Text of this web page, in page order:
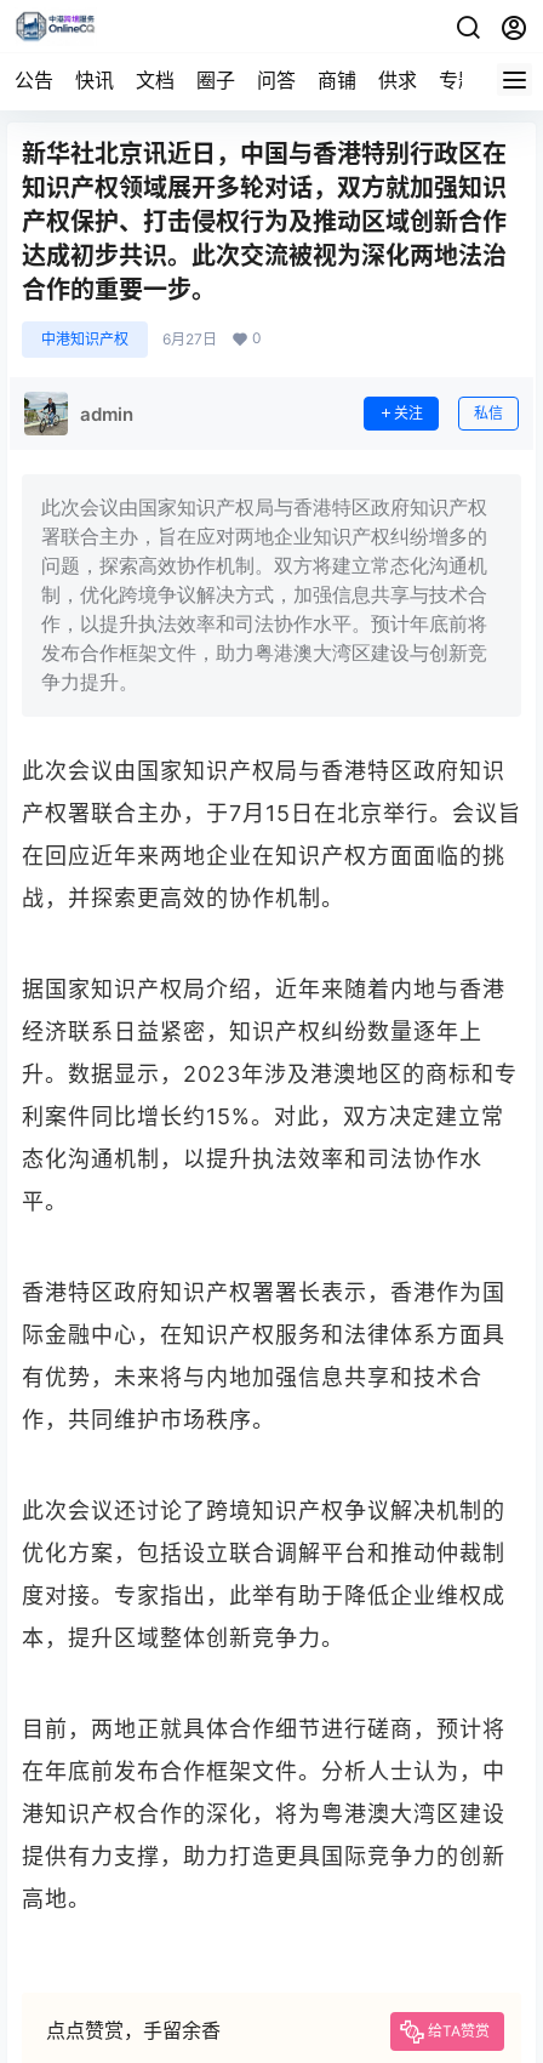
公告 快讯 文档 圈子 问答 商铺 供求 专题 导航
新华社北京讯近日，中国与香港特别行政区在
知识产权领域展开多轮对话，双方就加强知识
产权保护、打击侵权行为及推动区域创新合作
达成初步共识。此次交流被视为深化两地法治
合作的重要一步。
中港知识产权 6月27日 0
admin 关注 私信
此次会议由国家知识产权局与香港特区政府知识产权
署联合主办，旨在应对两地企业知识产权纠纷增多的
问题，探索高效协作机制。双方将建立常态化沟通机
制，优化跨境争议解决方式，加强信息共享与技术合
作，以提升执法效率和司法协作水平。预计年底前将
发布合作框架文件，助力粤港澳大湾区建设与创新竞
争力提升。
此次会议由国家知识产权局与香港特区政府知识
产权署联合主办，于7月15日在北京举行。会议旨
在回应近年来两地企业在知识产权方面面临的挑
战，并探索更高效的协作机制。
据国家知识产权局介绍，近年来随着内地与香港
经济联系日益紧密，知识产权纠纷数量逐年上
升。数据显示，2023年涉及港澳地区的商标和专
利案件同比增长约15%。对此，双方决定建立常
态化沟通机制，以提升执法效率和司法协作水
平。
香港特区政府知识产权署署长表示，香港作为国
际金融中心，在知识产权服务和法律体系方面具
有优势，未来将与内地加强信息共享和技术合
作，共同维护市场秩序。
此次会议还讨论了跨境知识产权争议解决机制的
优化方案，包括设立联合调解平台和推动仲裁制
度对接。专家指出，此举有助于降低企业维权成
本，提升区域整体创新竞争力。
目前，两地正就具体合作细节进行磋商，预计将
在年底前发布合作框架文件。分析人士认为，中
港知识产权合作的深化，将为粤港澳大湾区建设
提供有力支撑，助力打造更具国际竞争力的创新
高地。
点点赞赏，手留余香 给TA赞赏